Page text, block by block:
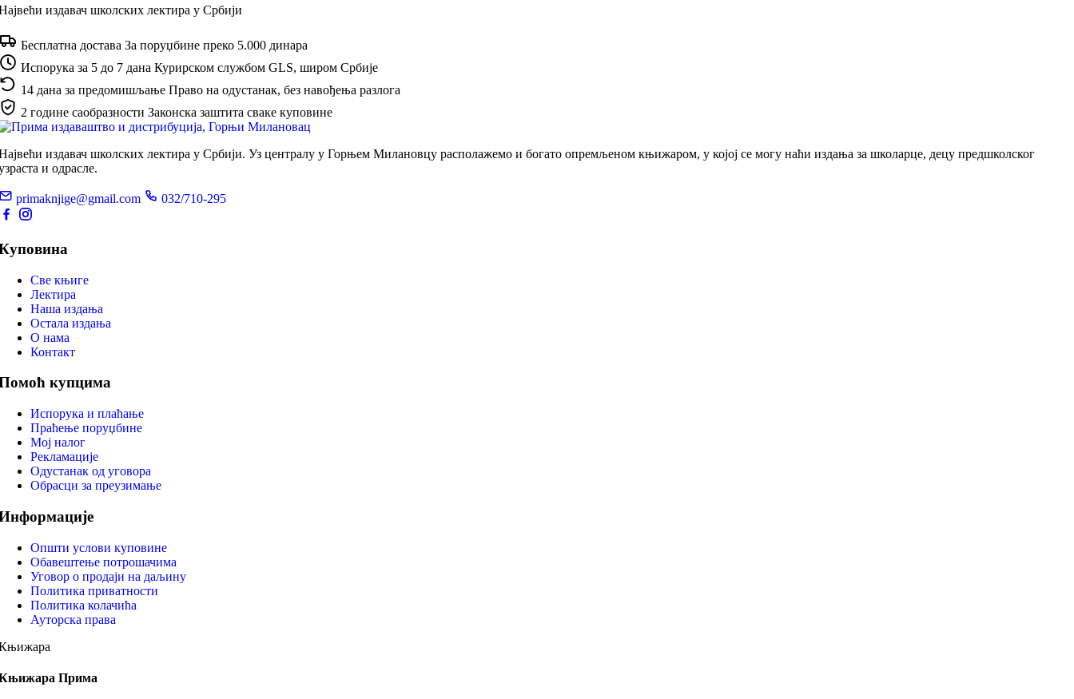
издавач школских лектира у Србији
Бесплатна достава За поруџбине преко 5.000 динара
Испорука за 5 до 7 дана Курирском службом GLS, широм Србије
14 дана за предомишљање Право на одустанак, без навођења разлога
2 године саобразности Законска заштита сваке куповине
издавач школских лектира у Србији. Уз централу у Горњем Милановцу располажемо и богато опремљеном књижаром, у којој се могу наћи издања за школарце, децу предшколског
и одрасле.
primaknjige@gmail.com 032/710-295
Све књиге
Лектира
Наша издања
Остала издања
О нама
Контакт
купцима
Испорука и плаћање
Праћење поруџбине
Мој налог
Рекламације
Одустанак од уговора
Обрасци за преузимање
Општи услови куповине
Обавештење потрошачима
Уговор о продаји на даљину
Политика приватности
Политика колачића
Ауторска права
Прима